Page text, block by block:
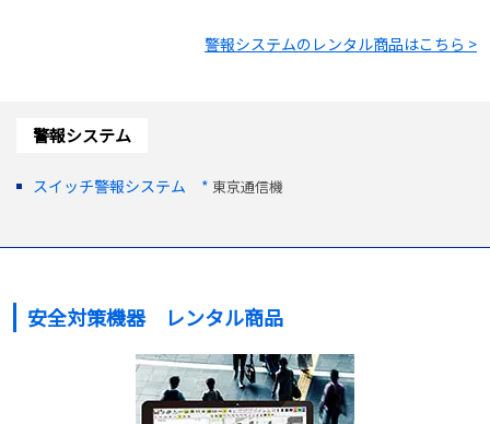
警報システムのレンタル商品はこちら >
警報システム
スイッチ警報システム * 東京通信機
安全対策機器 レンタル商品